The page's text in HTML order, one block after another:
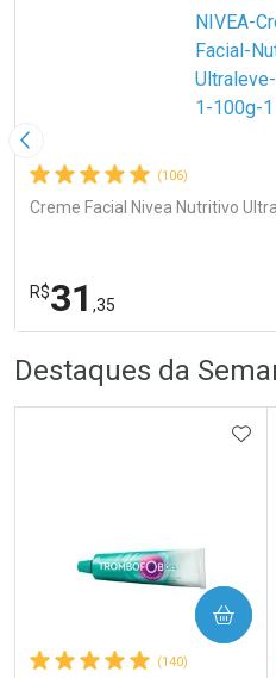
Imagem Anterior
(106)
Creme Facial Nivea Nutritivo
R$31 ,35
Laboratório
Comprar sem Desconto
Por Menos
Comprar sem Desconto
Destaques da
(140)
COMPRAR